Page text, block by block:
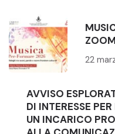
ZOOM
22
AVVISO
DI INTERESSE
UN INCARICO